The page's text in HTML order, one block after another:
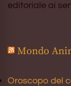
editoriale ai
Mondo
Oroscopo del